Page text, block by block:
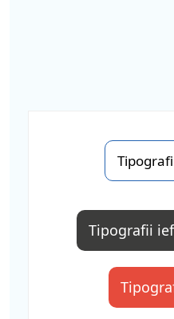
Tipografii